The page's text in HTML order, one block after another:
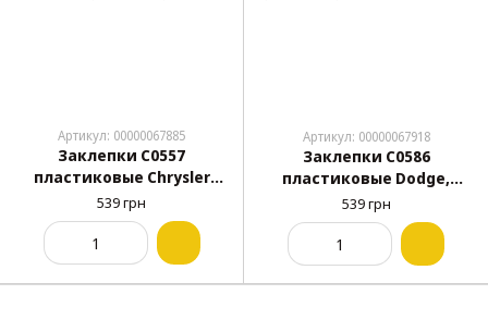
Артикул: 00000067885
Заклепки C0557
пластиковые Chrysler
4370138 6503860 Ford
N804675S (уп. 100 шт.)
539 грн
Артикул: 00000067918
Заклепки C0586
пластиковые Dodge,
Chrysler, Jeep, GM
(34201631, 25027)(уп. 100
539 грн